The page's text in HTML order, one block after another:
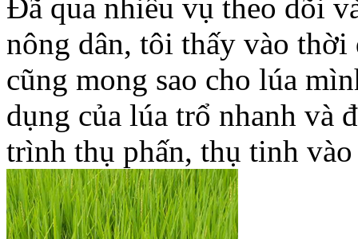
Đã qua nhiều vụ theo dõi
nông dân, tôi thấy vào
cũng mong sao cho lúa
dụng của lúa trổ nhanh và
trình thụ phấn, thụ tinh vào